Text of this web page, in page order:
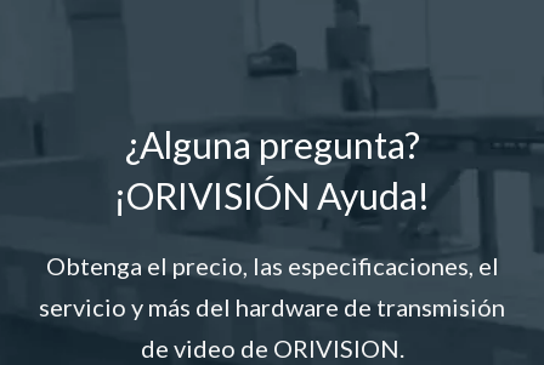
¿Alguna pregunta?
¡ORIVISIÓN Ayuda!
Obtenga el precio, las especificaciones, el
servicio y más del hardware de transmisión
de video de ORIVISION.